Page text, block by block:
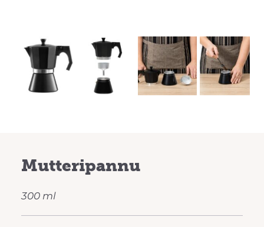
Previous Next
Mutteripannu
300 ml